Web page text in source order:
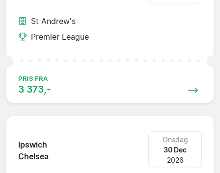
St Andrew's
Premier League
PRIS FRA
3 373,-
Ipswich
Chelsea
Onsdag
30 Dec
2026